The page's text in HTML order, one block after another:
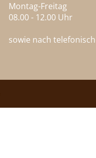
Montag-Freitag
08.00 - 12.00 Uhr
sowie nach